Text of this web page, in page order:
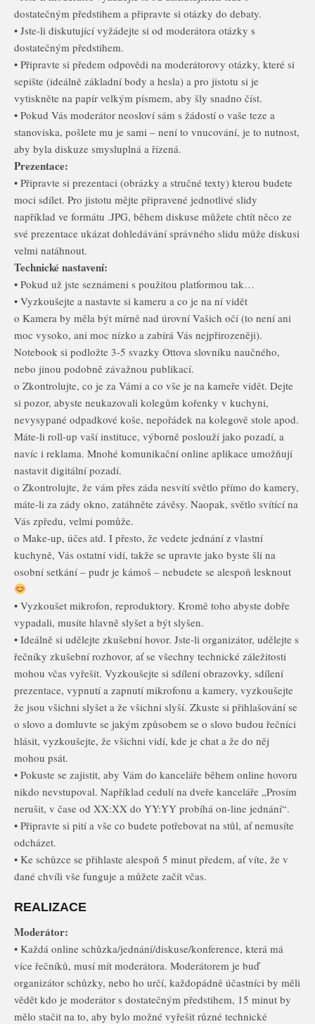
dostatečným předstihem a připravte si otázky do debaty.
• Jste-li diskutující vyžádejte si od moderátora otázky s
dostatečným předstihem.
• Připravte si předem odpovědi na moderátorovy otázky, které si
sepište (ideálně základní body a hesla) a pro jistotu si je
vytiskněte na papír velkým písmem, aby šly snadno číst.
• Pokud Vás moderátor neosloví sám s žádostí o vaše teze a
stanoviska, pošlete mu je sami – není to vnucování, je to nutnost,
aby byla diskuze smysluplná a řízená.
Prezentace:
• Připravte si prezentaci (obrázky a stručné texty) kterou budete
moci sdílet. Pro jistotu mějte připravené jednotlivé slidy
například ve formátu .JPG, během diskuse můžete chtít něco ze
své prezentace ukázat dohledávání správného slidu může diskusi
velmi natáhnout.
Technické nastavení:
• Pokud už jste seznámeni s použitou platformou tak…
• Vyzkoušejte a nastavte si kameru a co je na ní vidět
o Kamera by měla být mírně nad úrovní Vašich očí (to není ani
moc vysoko, ani moc nízko a zabírá Vás nejpřirozeněji).
Notebook si podložte 3-5 svazky Ottova slovníku naučného,
nebo jinou podobně závažnou publikací.
o Zkontrolujte, co je za Vámi a co vše je na kameře vidět. Dejte
si pozor, abyste neukazovali kolegům kořenky v kuchyni,
nevysypané odpadkové koše, nepořádek na kolegově stole apod.
Máte-li roll-up vaší instituce, výborně poslouží jako pozadí, a
navíc i reklama. Mnohé komunikační online aplikace umožňují
nastavit digitální pozadí.
o Zkontrolujte, že vám přes záda nesvítí světlo přímo do kamery,
máte-li za zády okno, zatáhněte závěsy. Naopak, světlo svítící na
Vás zpředu, velmi pomůže.
o Make-up, účes atd. I přesto, že vedete jednání z vlastní
kuchyně, Vás ostatní vidí, takže se upravte jako byste šli na
osobní setkání – pudr je kámoš – nebudete se alespoň lesknout
• Vyzkoušet mikrofon, reproduktory. Kromě toho abyste dobře
vypadali, musíte hlavně slyšet a být slyšen.
• Ideálně si udělejte zkušební hovor. Jste-li organizátor, udělejte s
řečníky zkušební rozhovor, ať se všechny technické záležitosti
mohou včas vyřešit. Vyzkoušejte si sdílení obrazovky, sdílení
prezentace, vypnutí a zapnutí mikrofonu a kamery, vyzkoušejte
že jsou všichni slyšet a že všichni slyší. Zkuste si přihlašování se
o slovo a domluvte se jakým způsobem se o slovo budou řečníci
hlásit, vyzkoušejte, že všichni vidí, kde je chat a že do něj
mohou psát.
• Pokuste se zajistit, aby Vám do kanceláře během online hovoru
nikdo nevstupoval. Například cedulí na dveře kanceláře „Prosím
nerušit, v čase od XX:XX do YY:YY probíhá on-line jednání“.
• Připravte si pití a vše co budete potřebovat na stůl, ať nemusíte
odcházet.
• Ke schůzce se přihlaste alespoň 5 minut předem, ať víte, že v
dané chvíli vše funguje a můžete začít včas.
REALIZACE
Moderátor:
• Každá online schůzka/jednání/diskuse/konference, která má
více řečníků, musí mít moderátora. Moderátorem je buď
organizátor schůzky, nebo ho určí, každopádně účastníci by měli
vědět kdo je moderátor s dostatečným předstihem, 15 minut by
mělo stačit na to, aby bylo možné vyřešit různé technické